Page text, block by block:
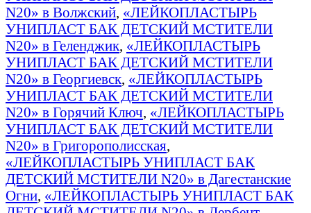
N20» в Волжский, «ЛЕЙКОПЛАСТЫРЬ
УНИПЛАСТ БАК ДЕТСКИЙ МСТИТЕЛИ
N20» в Геленджик, «ЛЕЙКОПЛАСТЫРЬ
УНИПЛАСТ БАК ДЕТСКИЙ МСТИТЕЛИ
N20» в Георгиевск, «ЛЕЙКОПЛАСТЫРЬ
УНИПЛАСТ БАК ДЕТСКИЙ МСТИТЕЛИ
N20» в Горячий Ключ, «ЛЕЙКОПЛАСТЫРЬ
УНИПЛАСТ БАК ДЕТСКИЙ МСТИТЕЛИ
N20» в Григорополисская,
«ЛЕЙКОПЛАСТЫРЬ УНИПЛАСТ БАК
ДЕТСКИЙ МСТИТЕЛИ N20» в Дагестанские
Огни, «ЛЕЙКОПЛАСТЫРЬ УНИПЛАСТ БАК